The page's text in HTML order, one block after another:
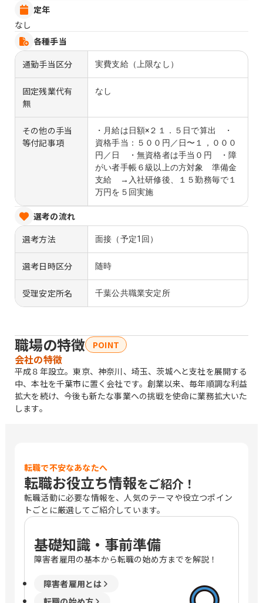
定年
なし
各種手当
通勤手当区分
実費支給（上限なし）
固定残業代有
無
なし
その他の手当
等付記事項
・月給は日額×２１．５日で算出 ・
資格手当：５００円／日〜１，０００
円／日 ・無資格者は手当０円 ・障
がい者手帳６級以上の方対象 準備金
支給 →入社研修後、１５勤務毎で１
万円を５回実施
選考の流れ
選考方法
面接（予定1回）
選考日時区分 随時
受理安定所名 千葉公共職業安定所
職場の特徴 POINT
会社の特徴
平成８年設立。東京、神奈川、埼玉、茨城へと支社を展開する
中、本社を千葉市に置く会社です。創業以来、毎年順調な利益
拡大を続け、今後も新たな事業への挑戦を使命に業務拡大いた
します。
転職で不安なあなたへ
転職お役立ち情報をご紹介！
転職活動に必要な情報を、人気のテーマや役立つポイン
トごとに厳選してご紹介しています。
基礎知識・事前準備
障害者雇用の基本から転職の始め方までを解説！
障害者雇用とは